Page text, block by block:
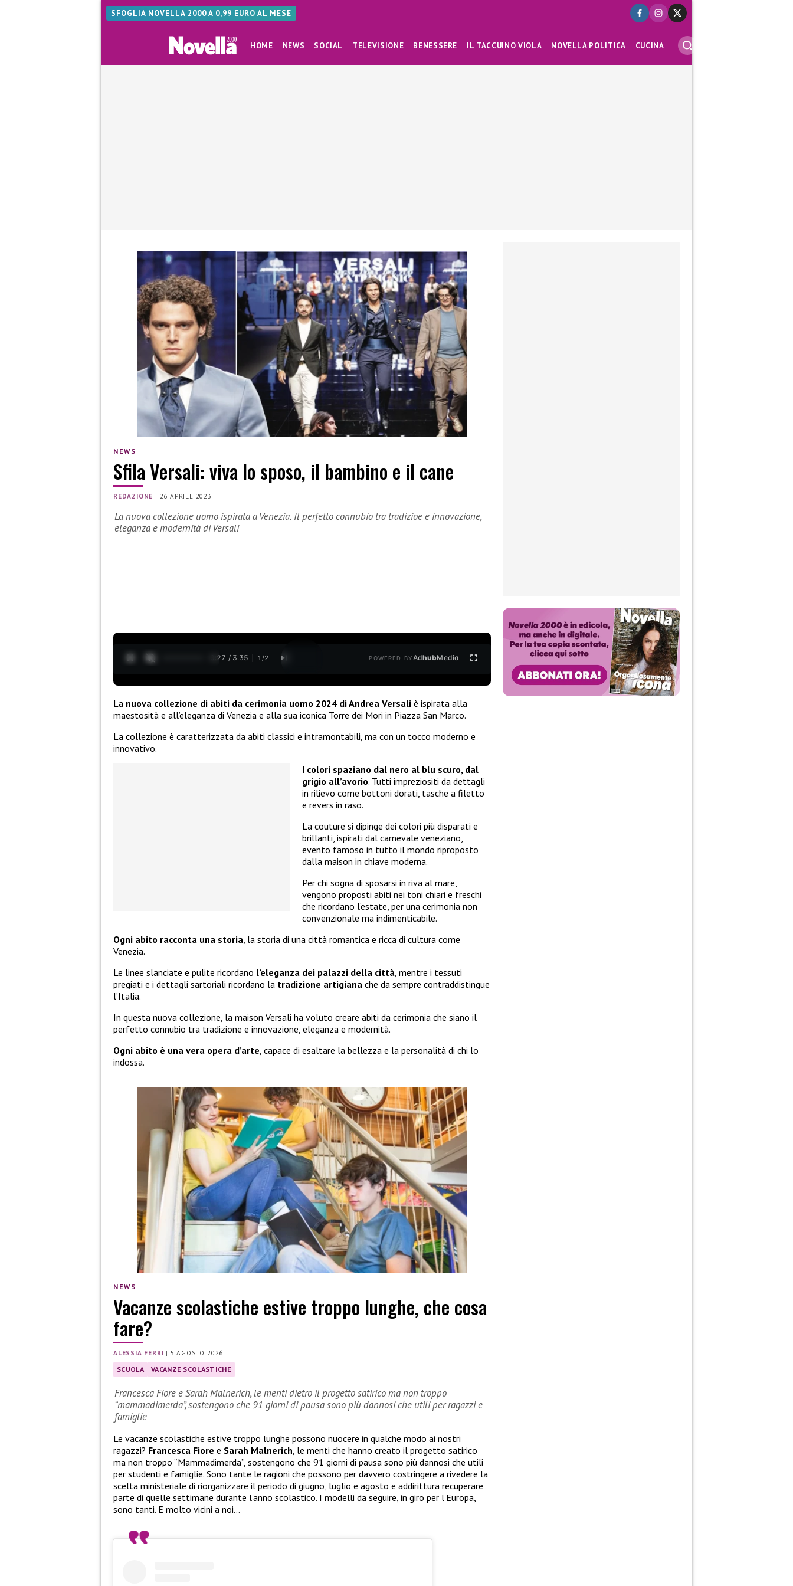
SFOGLIA NOVELLA 2000 A 0,99 EURO AL MESE
HOME NEWS SOCIAL TELEVISIONE BENESSERE IL TACCUINO VIOLA NOVELLA POLITICA CUCINA
NEWS
Sfila Versali: viva lo sposo, il bambino e il cane
REDAZIONE | 26 APRILE 2023
La nuova collezione uomo ispirata a Venezia. Il perfetto connubio tra tradizioe e innovazione,
eleganza e modernità di Versali
0:28 / 3:35 1 /2 POWERED BYAdhubMedia
La nuova collezione di abiti da cerimonia uomo 2024 di Andrea Versali è ispirata alla
maestosità e all’eleganza di Venezia e alla sua iconica Torre dei Mori in Piazza San Marco.
La collezione è caratterizzata da abiti classici e intramontabili, ma con un tocco moderno e
innovativo.
I colori spaziano dal nero al blu scuro, dal
grigio all’avorio. Tutti impreziositi da dettagli
in rilievo come bottoni dorati, tasche a filetto
e revers in raso.
La couture si dipinge dei colori più disparati e
brillanti, ispirati dal carnevale veneziano,
evento famoso in tutto il mondo riproposto
dalla maison in chiave moderna.
Per chi sogna di sposarsi in riva al mare,
vengono proposti abiti nei toni chiari e freschi
che ricordano l’estate, per una cerimonia non
convenzionale ma indimenticabile.
Ogni abito racconta una storia , la storia di una città romantica e ricca di cultura come
Venezia.
Le linee slanciate e pulite ricordano l’eleganza dei palazzi della città , mentre i tessuti
pregiati e i dettagli sartoriali ricordano la tradizione artigiana che da sempre contraddistingue
l’Italia.
In questa nuova collezione, la maison Versali ha voluto creare abiti da cerimonia che siano il
perfetto connubio tra tradizione e innovazione, eleganza e modernità.
Ogni abito è una vera opera d’arte , capace di esaltare la bellezza e la personalità di chi lo
indossa.
NEWS
Vacanze scolastiche estive troppo lunghe, che cosa
fare?
ALESSIA FERRI | 5 AGOSTO 2026
SCUOLA VACANZE SCOLASTICHE
Francesca Fiore e Sarah Malnerich, le menti dietro il progetto satirico ma non troppo
“mammadimerda”, sostengono che 91 giorni di pausa sono più dannosi che utili per ragazzi e
famiglie
Le vacanze scolastiche estive troppo lunghe possono nuocere in qualche modo ai nostri
ragazzi? Francesca Fiore e Sarah Malnerich , le menti che hanno creato il progetto satirico
ma non troppo “Mammadimerda”, sostengono che 91 giorni di pausa sono più dannosi che utili
per studenti e famiglie. Sono tante le ragioni che possono per davvero costringere a rivedere la
scelta ministeriale di riorganizzare il periodo di giugno, luglio e agosto e addirittura recuperare
parte di quelle settimane durante l’anno scolastico. I modelli da seguire, in giro per l’Europa,
sono tanti. E molto vicini a noi…